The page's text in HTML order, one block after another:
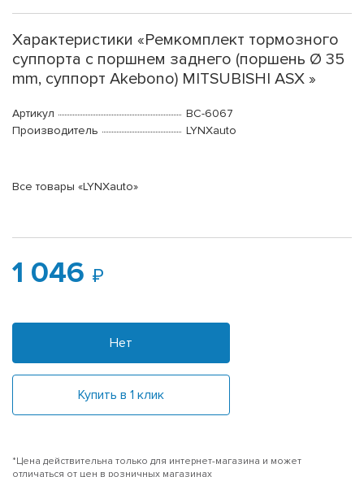
Характеристики «Ремкомплект тормозного
суппорта с поршнем заднего (поршень Ø 35
mm, суппорт Akebono) MITSUBISHI ASX »
Артикул
BC-6067
Производитель
LYNXauto
Все товары «LYNXauto»
1 046
Нет
Купить в 1 клик
*Цена действительна только для интернет-магазина и может
отличаться от цен в розничных магазинах